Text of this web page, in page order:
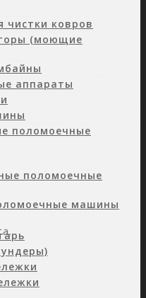
чистки ковров
(моющие
аппараты
поломоечные
поломоечные
машины